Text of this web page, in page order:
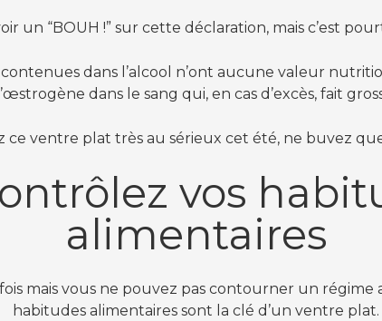
un “BOUH !” sur cette déclaration, mais c’est
dans l’alcool n’ont aucune valeur
l’œstrogène dans le sang qui, en cas d’excès, fait
ce ventre plat très au sérieux cet été, ne buvez
vos
alimentaires
mais vous ne pouvez pas contourner un régime
habitudes alimentaires sont la clé d’un ventre plat.